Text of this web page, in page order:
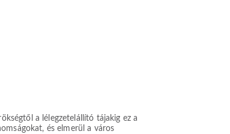
a lélegzetelállító tájakig ez a
és elmerül a város